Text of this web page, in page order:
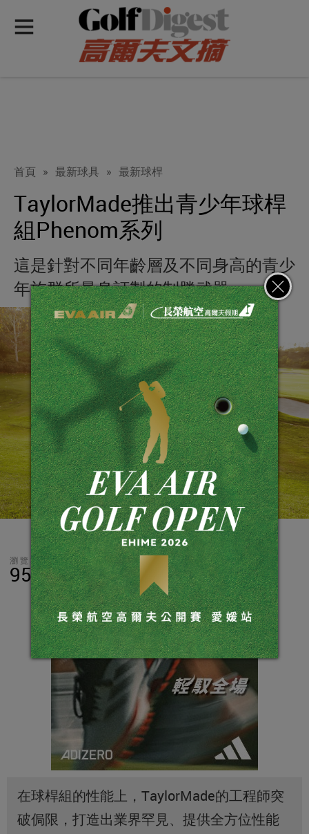
首頁 » 最新球具 » 最新球桿
TaylorMade推出青少年球桿
組Phenom系列
這是針對不同年齡層及不同身高的青少
年族群所量身訂製的制勝武器
瀏覽數
95,083 分享 LINE
在球桿組的性能上，TaylorMade的工程師突
破侷限，打造出業界罕見、提供全方位性能